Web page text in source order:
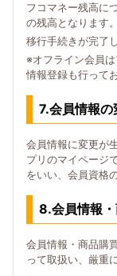
フコマネー残高に
の残高となります。
移行手続きが完了
※オフライン会員
情報登録も行って
7.会員情報の
会員情報に変更が
プリのマイページ
をいい、会員資格
8.会員情報
会員情報・商品購
って取扱い、厳重